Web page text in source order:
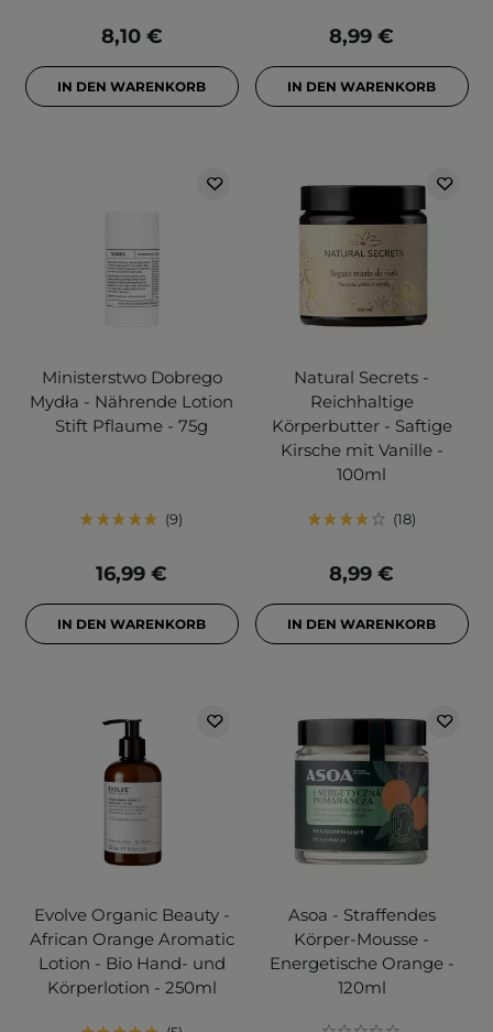
8,10 €
IN DEN WARENKORB
8,99 €
IN DEN WARENKORB
Ministerstwo Dobrego
Mydła - Nährende Lotion
Stift Pflaume - 75g
9
16,99 €
IN DEN WARENKORB
Natural Secrets -
Reichhaltige
Körperbutter - Saftige
Kirsche mit Vanille -
100ml
18
8,99 €
IN DEN WARENKORB
Evolve Organic Beauty -
African Orange Aromatic
Lotion - Bio Hand- und
Körperlotion - 250ml
Asoa - Straffendes
Körper-Mousse -
Energetische Orange -
120ml